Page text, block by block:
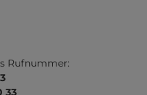
Rufnummer:
33